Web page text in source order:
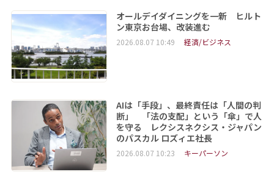
オールデイダイニングを一新 ヒルト
ン東京お台場、改装進む
2026.08.07 10:49 経済/ビジネス
AIは「手段」、最終責任は「人間の判
断」 「法の支配」という「傘」で人
を守る レクシスネクシス・ジャパン
のパスカル ロズィエ社長
2026.08.07 10:23 キーパーソン